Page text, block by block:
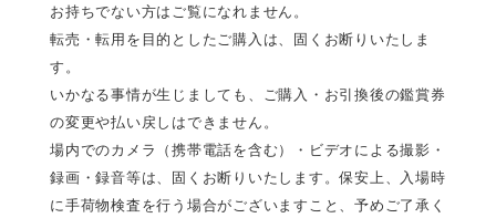
お持ちでない方はご覧になれません。
転売・転用を目的としたご購入は、固くお断りいたしま
す。
いかなる事情が生じましても、ご購入・お引換後の鑑賞券
の変更や払い戻しはできません。
場内でのカメラ（携帯電話を含む）・ビデオによる撮影・
録画・録音等は、固くお断りいたします。保安上、入場時
に手荷物検査を行う場合がございますこと、予めご了承く